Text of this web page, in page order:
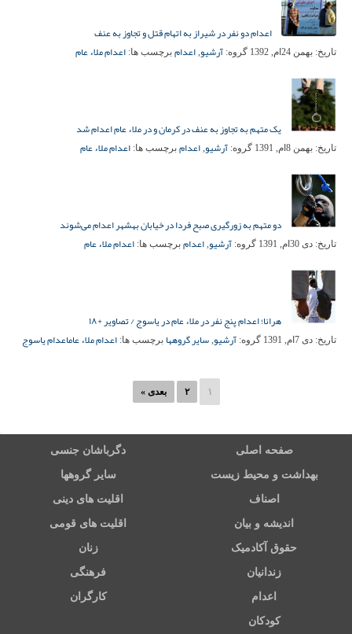
اعدام دو نفر در شیراز به اتهام قتل و تجاوز به عنف
تاریخ: بهمن 24ام, 1392 گروه: آرشیو, اعدام برچسب ها: اعدام ملاء عام
یک متهم به تجاوز به عنف در کرمان و در ملاء عام اعدام شد
تاریخ: بهمن 8ام, 1391 گروه: آرشیو, اعدام برچسب ها: اعدام ملاء عام
دو متهم به زورگیری صبح فردا در خیابان بهشهر اعدام می‌شوند
تاریخ: دی 30ام, 1391 گروه: آرشیو, اعدام برچسب ها: اعدام ملاء عام
هرانا؛ اعدام پنج نفر در ملاء عام در یاسوج / تصاویر +۱۸
تاریخ: دی 7ام, 1391 گروه: آرشیو, سایر گروهها برچسب ها: اعدام ملاء عاماعدام یاسوج
۱ ۲ بعدی »
صفحه اصلی دگرباشان جنسی
بهداشت و محیط زیست سایر گروهها
اصناف اقلیت های دینی
اندیشه و بیان اقلیت های قومی
حقوق آکادمیک زنان
زندانیان فرهنگی
اعدام کارگران
کودکان